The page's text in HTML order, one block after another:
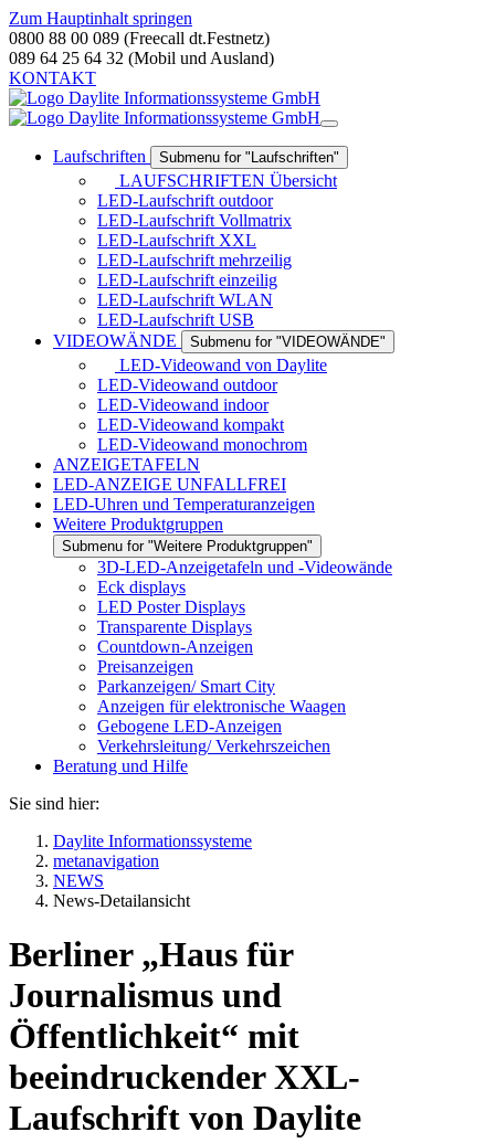
Zum Hauptinhalt springen
0800 88 00 089 (Freecall dt.Festnetz)
089 64 25 64 32 (Mobil und Ausland)
KONTAKT
Laufschriften Submenu for "Laufschriften"
LAUFSCHRIFTEN Übersicht
LED-Laufschrift outdoor
LED-Laufschrift Vollmatrix
LED-Laufschrift XXL
LED-Laufschrift mehrzeilig
LED-Laufschrift einzeilig
LED-Laufschrift WLAN
LED-Laufschrift USB
VIDEOWÄNDE
Submenu for "VIDEOWÄNDE"
LED-Videowand von Daylite
LED-Videowand outdoor
LED-Videowand indoor
LED-Videowand kompakt
LED-Videowand monochrom
ANZEIGETAFELN
LED-ANZEIGE UNFALLFREI
LED-Uhren und Temperaturanzeigen
Weitere Produktgruppen
Submenu for "Weitere Produktgruppen"
3D-LED-Anzeigetafeln und -Videowände
Eck displays
LED Poster Displays
Transparente Displays
Countdown-Anzeigen
Preisanzeigen
Parkanzeigen/ Smart City
Anzeigen für elektronische Waagen
Gebogene LED-Anzeigen
Verkehrsleitung/ Verkehrszeichen
Beratung und Hilfe
Sie sind hier:
Daylite Informationssysteme
metanavigation
NEWS
News-Detailansicht
Berliner „Haus für
Journalismus und
Öffentlichkeit“ mit
beeindruckender XXL-
Laufschrift von Daylite